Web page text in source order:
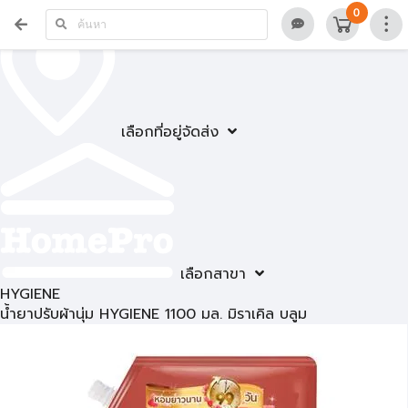
เลือกที่อยู่จัดส่ง
เลือกสาขา
0
HYGIENE
น้ำยาปรับผ้านุ่ม HYGIENE 1100 มล. มิราเคิล บลูม